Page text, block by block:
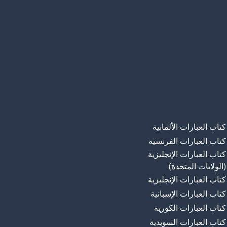
كتاب العبارات الألمانية
كتاب العبارات الفرنسية
كتاب العبارات الإنجليزية
(الولايات المتحدة)
كتاب العبارات الإنجليزية
كتاب العبارات الإسبانية
كتاب العبارات الكورية
كتاب العبارات السويدية